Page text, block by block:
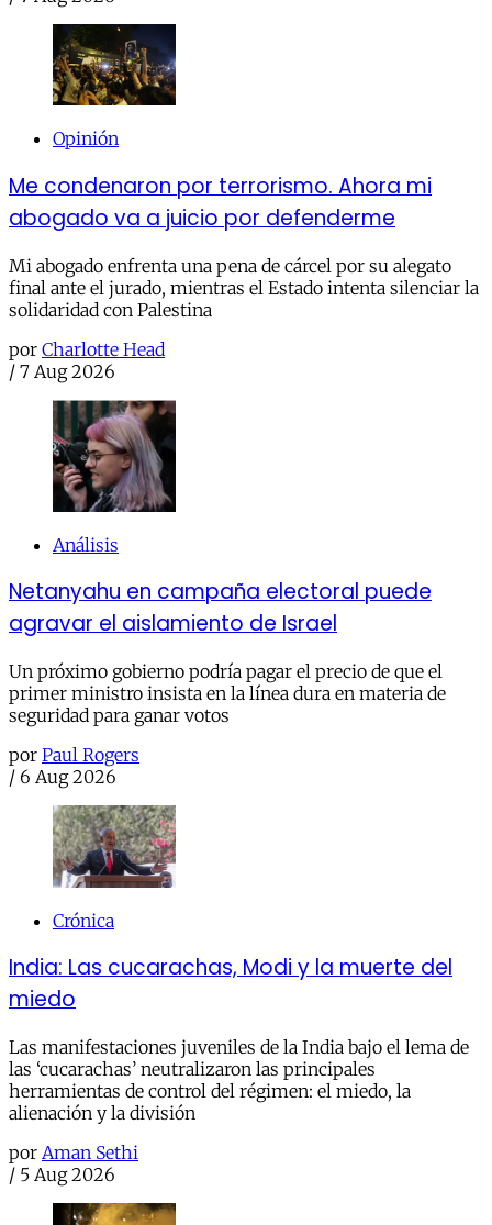
Opinión
Me condenaron por terrorismo. Ahora mi
abogado va a juicio por defenderme
Mi abogado enfrenta una pena de cárcel por su alegato
final ante el jurado, mientras el Estado intenta silenciar la
solidaridad con Palestina
por Charlotte Head
/ 7 Aug 2026
Análisis
Netanyahu en campaña electoral puede
agravar el aislamiento de Israel
Un próximo gobierno podría pagar el precio de que el
primer ministro insista en la línea dura en materia de
seguridad para ganar votos
por Paul Rogers
/ 6 Aug 2026
Crónica
India: Las cucarachas, Modi y la muerte del
miedo
Las manifestaciones juveniles de la India bajo el lema de
las ‘cucarachas’ neutralizaron las principales
herramientas de control del régimen: el miedo, la
alienación y la división
por Aman Sethi
/ 5 Aug 2026